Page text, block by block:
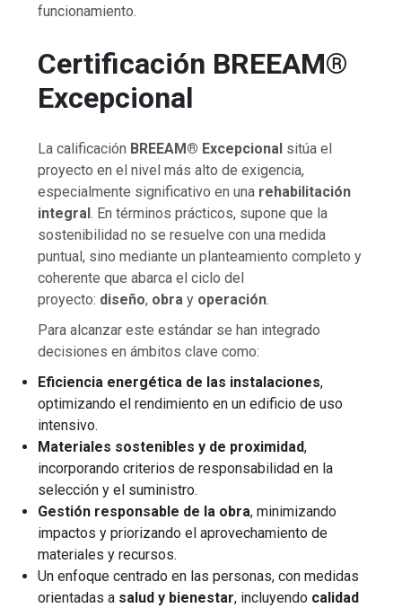
funcionamiento.
Certificación BREEAM®
Excepcional
La calificación BREEAM® Excepcional sitúa el
proyecto en el nivel más alto de exigencia,
especialmente significativo en una rehabilitación
integral. En términos prácticos, supone que la
sostenibilidad no se resuelve con una medida
puntual, sino mediante un planteamiento completo y
coherente que abarca el ciclo del
proyecto: diseño, obra y operación.
Para alcanzar este estándar se han integrado
decisiones en ámbitos clave como:
Eficiencia energética de las instalaciones,
optimizando el rendimiento en un edificio de uso
intensivo.
Materiales sostenibles y de proximidad,
incorporando criterios de responsabilidad en la
selección y el suministro.
Gestión responsable de la obra, minimizando
impactos y priorizando el aprovechamiento de
materiales y recursos.
Un enfoque centrado en las personas, con medidas
orientadas a salud y bienestar, incluyendo calidad